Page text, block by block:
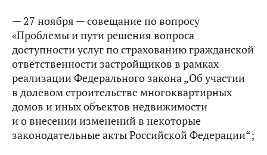
— 27 ноября — совещание по вопросу
«Проблемы и пути решения вопроса
доступности услуг по страхованию гражданской
ответственности застройщиков в рамках
реализации Федерального закона „Об участии
в долевом строительстве многоквартирных
домов и иных объектов недвижимости
и о внесении изменений в некоторые
законодательные акты Российской Федерации“;